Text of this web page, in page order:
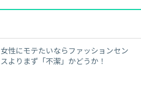
女性にモテたいならファッションセン
スよりまず「不潔」かどうか！